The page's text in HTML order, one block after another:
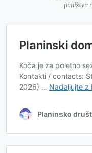
pohištva